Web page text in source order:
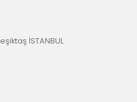
İSTANBUL